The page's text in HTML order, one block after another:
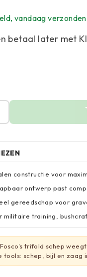
vandaag verzonden
betaal later met
constructie voor
ontwerp past
gereedschap voor
militaire training,
Fosco's trifold schep
tools: schep, bijl en zaag